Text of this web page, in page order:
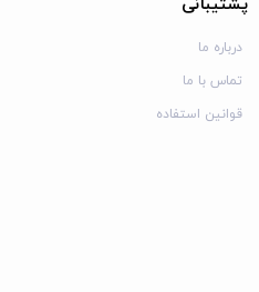
و هر مرحله تجربه‌ای
به‌تدریج کامل‌تر می‌شود و
قدیمی و میراث پدربزرگ
تاریخی را کشف کنید و با
و جهان آشنا شوید. وجود
روزانه و معماهای جدید باعث
داشته باشد.
پشتیبانی
درباره ما
تماس با ما
قوانین استفاده